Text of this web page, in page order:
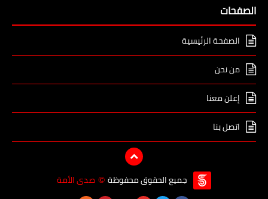
الصفحات
الصفحة الرئيسية
من نحن
إعلن معنا
اتصل بنا
جميع الحقوق محفوظة © صدى الأمة